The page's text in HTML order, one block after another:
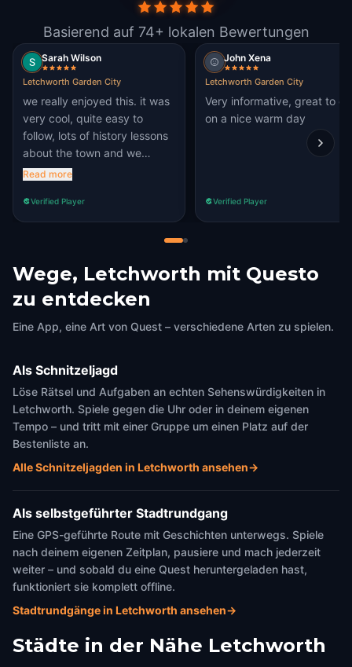
Basierend auf 74+ lokalen Bewertungen
Sarah Wilson
Letchworth Garden City
we really enjoyed this. it was
very cool, quite easy to
follow, lots of history lessons
about the town and we
managed to see a few black
seen before. amazing
experience
Read more
Verified Player
John Xena
Letchworth Garden City
Very informative, great to do
on a nice warm day
Verified Player
Wege, Letchworth mit Questo
zu entdecken
Eine App, eine Art von Quest – verschiedene Arten zu spielen.
Als Schnitzeljagd
Löse Rätsel und Aufgaben an echten Sehenswürdigkeiten in
Letchworth. Spiele gegen die Uhr oder in deinem eigenen
Tempo – und tritt mit einer Gruppe um einen Platz auf der
Bestenliste an.
Alle Schnitzeljagden in Letchworth ansehen→
Als selbstgeführter Stadtrundgang
Eine GPS-geführte Route mit Geschichten unterwegs. Spiele
nach deinem eigenen Zeitplan, pausiere und mach jederzeit
weiter – und sobald du eine Quest heruntergeladen hast,
funktioniert sie komplett offline.
Stadtrundgänge in Letchworth ansehen→
Städte in der Nähe Letchworth